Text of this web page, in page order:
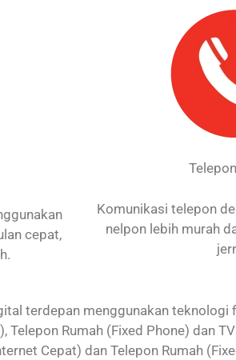
cepat,
Komunikasi telepon
nelpon lebih murah
terdepan menggunakan
Telepon Rumah (Fixed Phone) dan
Cepat) dan Telepon Rumah